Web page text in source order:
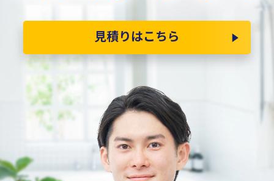
見積りはこちら